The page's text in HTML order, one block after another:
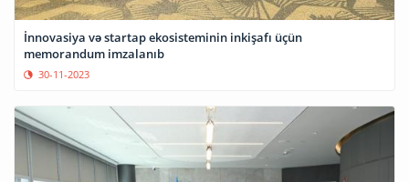
İnnovasiya və startap ekosisteminin inkişafı üçün
memorandum imzalanıb
30-11-2023